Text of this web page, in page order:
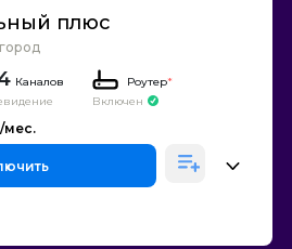
плюс
Каналов
Роутер*
Включен